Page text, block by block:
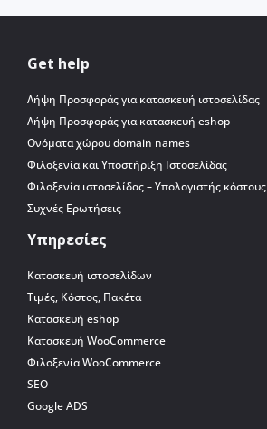
Get help
Λήψη Προσφοράς για κατασκευή ιστοσελίδας
Λήψη Προσφοράς για κατασκευή eshop
Ονόματα χώρου domain names
Φιλοξενία και Υποστήριξη Ιστοσελίδας
Φιλοξενία ιστοσελίδας – Υπολογιστής κόστους
Συχνές Ερωτήσεις
Υπηρεσίες
Κατασκευή ιστοσελίδων
Τιμές, Κόστος, Πακέτα
Κατασκευή eshop
Κατασκευή WooCommerce
Φιλοξενία WooCommerce
SEO
Google ADS